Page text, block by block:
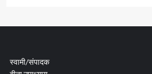
स्वामी/संपादक